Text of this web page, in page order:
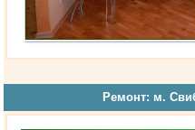
Ремонт: м.